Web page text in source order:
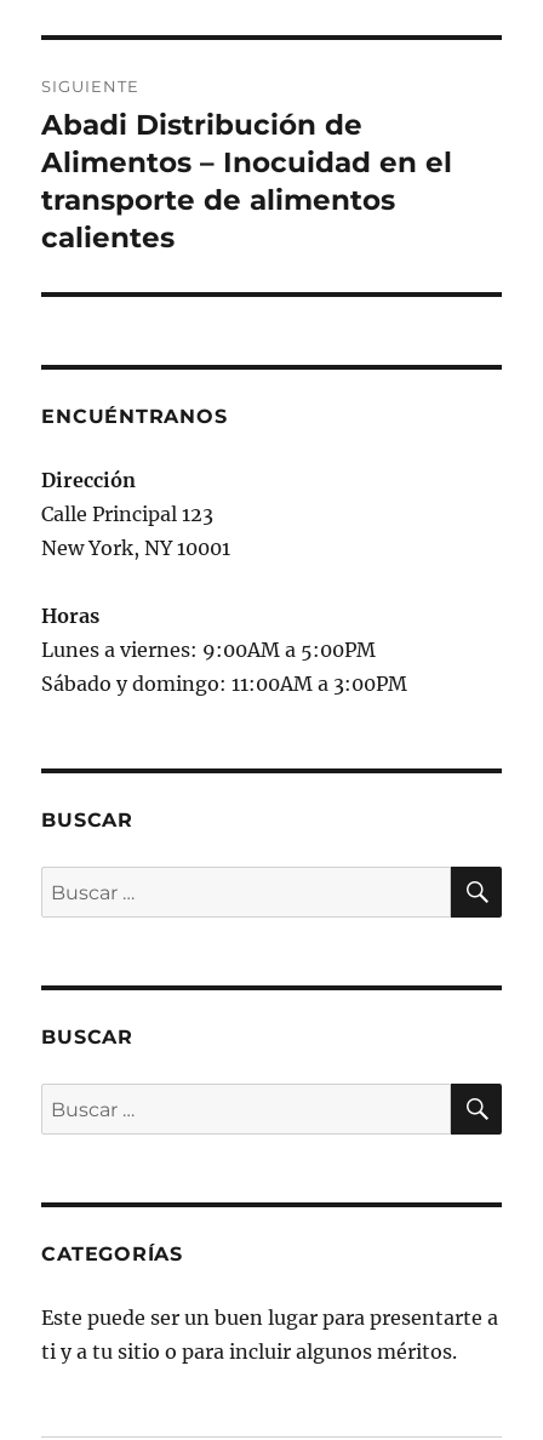
SIGUIENTE
Siguiente
entrada:
Abadi Distribución de
Alimentos – Inocuidad en el
transporte de alimentos
calientes
ENCUÉNTRANOS
Dirección
Calle Principal 123
New York, NY 10001
Horas
Lunes a viernes: 9:00AM a 5:00PM
Sábado y domingo: 11:00AM a 3:00PM
BUSCAR
Buscar
por:
BUSCAR
Buscar
por:
CATEGORÍAS
Este puede ser un buen lugar para presentarte a
ti y a tu sitio o para incluir algunos méritos.